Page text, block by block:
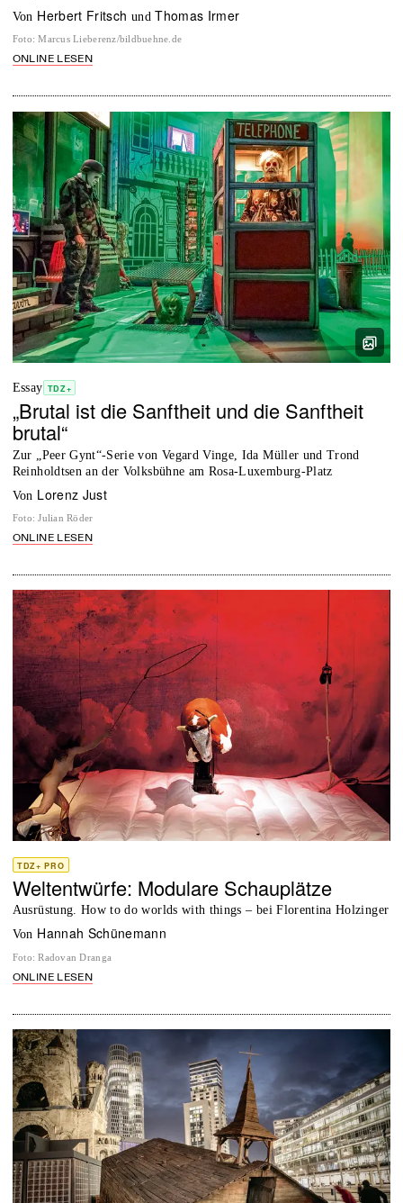
von Herbert Fritsch und Thomas Irmer
Foto: Marcus Lieberenz/bildbuehne.de
ONLINE LESEN
Essay TDZ+
„Brutal ist die Sanftheit und die Sanftheit
brutal“
Zur „Peer Gynt“-Serie von Vegard Vinge, Ida Müller und Trond
Reinholdtsen an der Volksbühne am Rosa-Luxemburg-Platz
von Lorenz Just
Foto: Julian Röder
ONLINE LESEN
TDZ+ PRO
Weltentwürfe: Modulare Schauplätze
Ausrüstung. How to do worlds with things – bei Florentina Holzinger
von Hannah Schünemann
Foto: Radovan Dranga
ONLINE LESEN